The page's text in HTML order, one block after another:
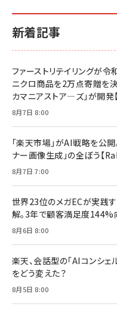
新着記事
ファーストリテイリングが
ニクロ商品を2万点寄贈を
カマニアストア―ズ」が開発
8月7日 8:00
「楽天市場」がAI戦略を公開
ナー画像生成」の全ぼう【
8月7日 7:00
世界23位のメガECが実践
解。3年で顧客満足度
8月6日 8:00
楽天、会話型の「AIコンシ
をどう変えた？
8月5日 8:00